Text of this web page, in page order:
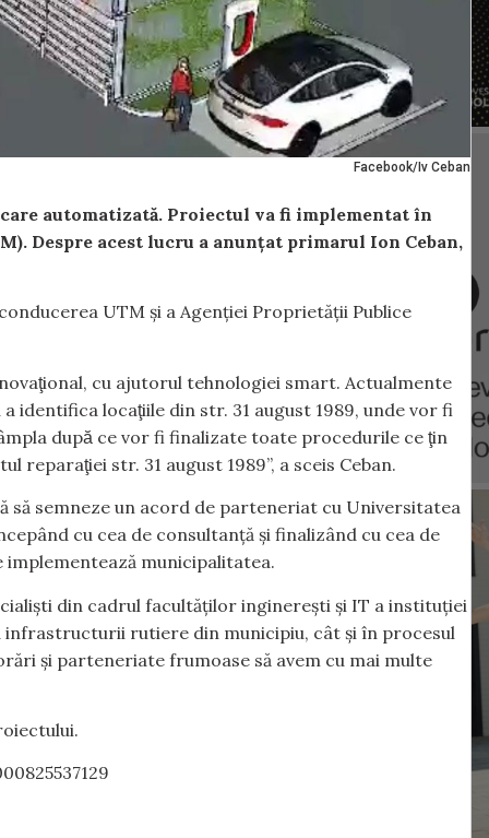
Facebook/Iv Ceban
automatizată. Proiectul va fi implementat în
Despre acest lucru a anunțat primarul Ion Ceban,
UTM și a Agenţiei Proprietăţii Publice
cu ajutorul tehnologiei smart. Actualmente
identifica locaţiile din str. 31 august 1989, unde vor fi
după ce vor fi finalizate toate procedurile ce ţin
reparaţiei str. 31 august 1989”, a sceis Ceban.
semneze un acord de parteneriat cu Universitatea
cu cea de consultanţă şi finalizând cu cea de
municipalitatea.
din cadrul facultăților inginerești şi IT a instituţiei
rutiere din municipiu, cât şi în procesul
şi parteneriate frumoase să avem cu mai multe